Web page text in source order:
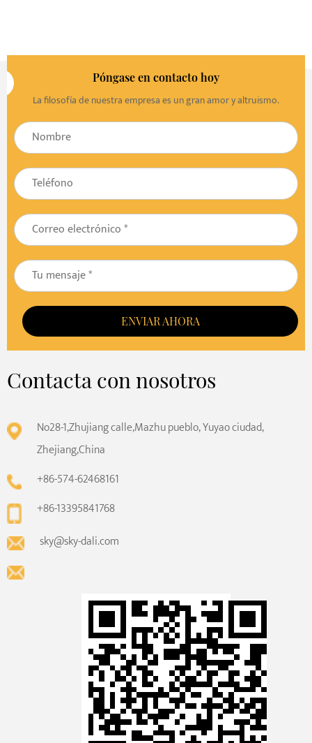
Póngase en contacto hoy
La filosofía de nuestra empresa es un gran amor y altruismo.
ENVIAR AHORA
Contacta con nosotros
No28-1,Zhujiang calle,Mazhu pueblo, Yuyao ciudad,
Zhejiang,China
+86-574-62468161
+86-13395841768
sky@sky-dali.com